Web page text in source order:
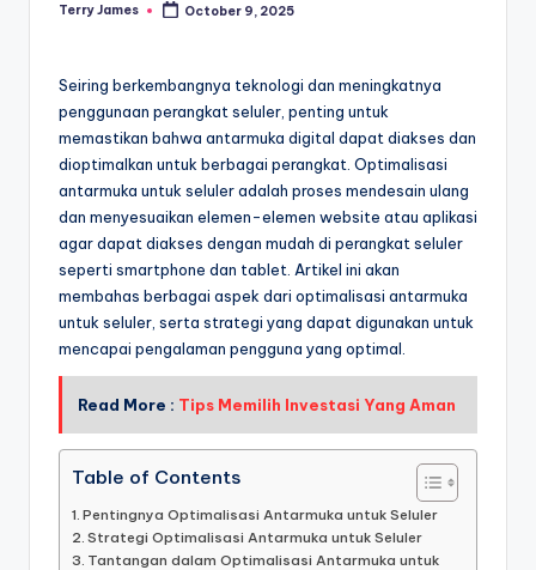
Posted
Terry James October 9, 2025
Seiring berkembangnya teknologi dan meningkatnya
penggunaan perangkat seluler, penting untuk
memastikan bahwa antarmuka digital dapat diakses dan
dioptimalkan untuk berbagai perangkat. Optimalisasi
antarmuka untuk seluler adalah proses mendesain ulang
dan menyesuaikan elemen-elemen website atau aplikasi
agar dapat diakses dengan mudah di perangkat seluler
seperti smartphone dan tablet. Artikel ini akan
membahas berbagai aspek dari optimalisasi antarmuka
untuk seluler, serta strategi yang dapat digunakan untuk
mencapai pengalaman pengguna yang optimal.
Read More : Tips Memilih Investasi Yang Aman
Table of Contents
Pentingnya Optimalisasi Antarmuka untuk Seluler
Strategi Optimalisasi Antarmuka untuk Seluler
Tantangan dalam Optimalisasi Antarmuka untuk